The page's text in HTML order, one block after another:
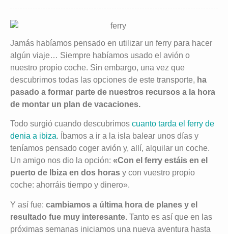
Jamás habíamos pensado en utilizar un ferry para hacer
algún viaje… Siempre habíamos usado el avión o
nuestro propio coche. Sin embargo, una vez que
descubrimos todas las opciones de este transporte, ha
pasado a formar parte de nuestros recursos a la hora
de montar un plan de vacaciones.
Todo surgió cuando descubrimos cuanto tarda el ferry de
denia a ibiza. Íbamos a ir a la isla balear unos días y
teníamos pensado coger avión y, allí, alquilar un coche.
Un amigo nos dio la opción: «Con el ferry estáis en el
puerto de Ibiza en dos horas y con vuestro propio
coche: ahorráis tiempo y dinero».
Y así fue: cambiamos a última hora de planes y el
resultado fue muy interesante. Tanto es así que en las
próximas semanas iniciamos una nueva aventura hasta